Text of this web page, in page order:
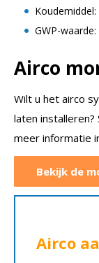
Koudemiddel:
GWP-waarde:
Airco
Wilt u het airco
laten
meer informatie
Bekijk de
Airco